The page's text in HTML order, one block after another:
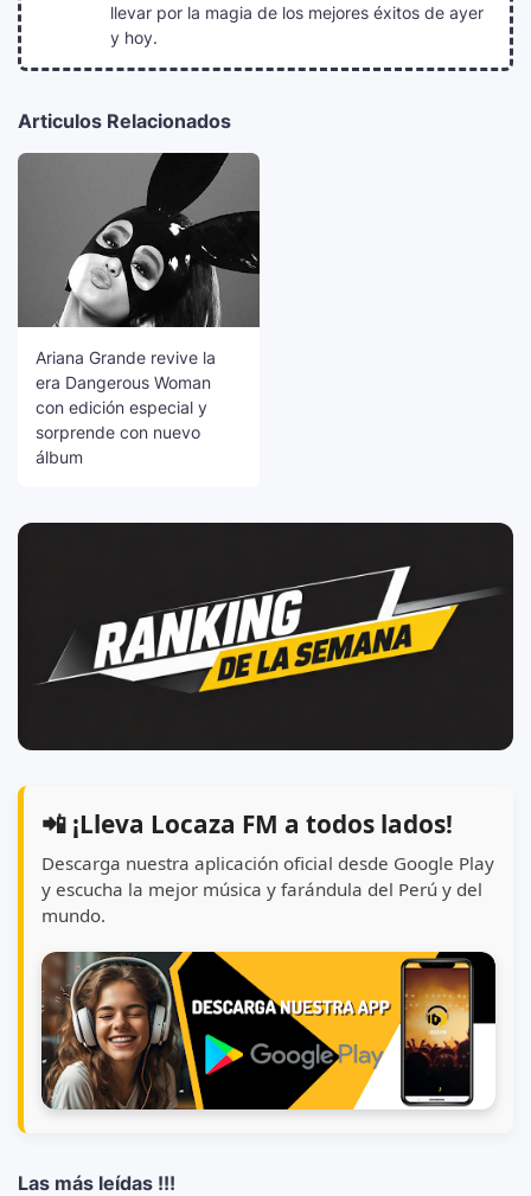
llevar por la magia de los mejores éxitos de ayer
y hoy.
Articulos Relacionados
Ariana Grande revive la
era Dangerous Woman
con edición especial y
sorprende con nuevo
álbum
📲 ¡Lleva Locaza FM a todos lados!
Descarga nuestra aplicación oficial desde Google Play
y escucha la mejor música y farándula del Perú y del
mundo.
Las más leídas !!!